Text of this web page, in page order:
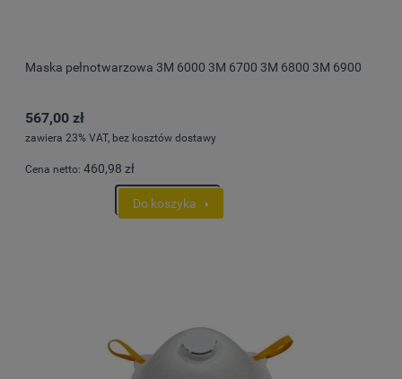
Maska pełnotwarzowa 3M 6000 3M 6700 3M 6800 3M 6900
567,00 zł
zawiera 23% VAT, bez kosztów dostawy
Cena netto: 460,98 zł
Do koszyka